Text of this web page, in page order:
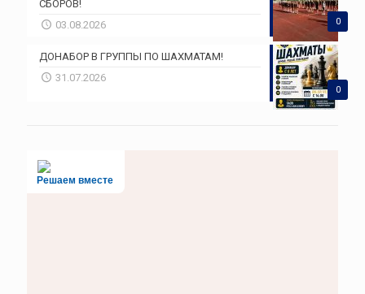
0
СБОРОВ!
03.08.2026
0
ДОНАБОР В ГРУППЫ ПО ШАХМАТАМ!
31.07.2026
Решаем вместе